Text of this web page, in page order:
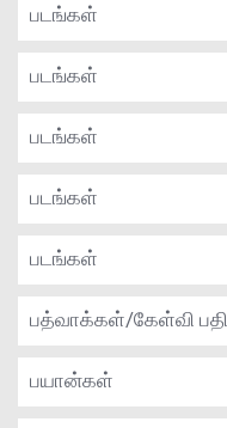
படங்கள்
படங்கள்
படங்கள்
படங்கள்
படங்கள்
பத்வாக்கள்/கேள்வி
பயான்கள்